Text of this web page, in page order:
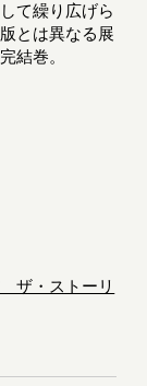
て繰り広げら
とは異なる展
結巻。
ザ・ストーリ